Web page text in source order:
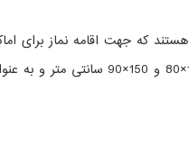
هستند که جهت اقامه نماز برای
دارای ابعاد کوچک 120×80 و